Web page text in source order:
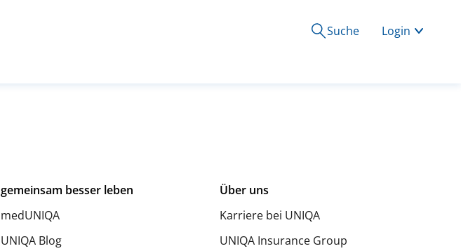
Suche
Login
gemeinsam besser leben
medUNIQA
UNIQA Blog
Über uns
Karriere bei UNIQA
UNIQA Insurance Group